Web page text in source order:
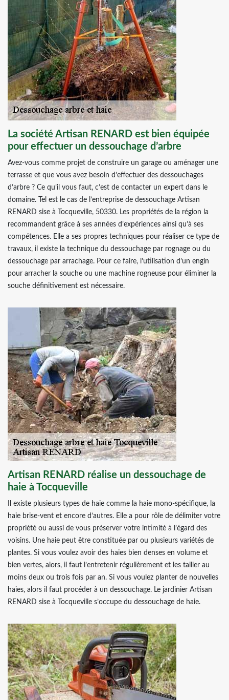
La société Artisan RENARD est bien équipée
pour effectuer un dessouchage d’arbre
Avez-vous comme projet de construire un garage ou aménager une
terrasse et que vous avez besoin d’effectuer des dessouchages
d’arbre ? Ce qu’il vous faut, c’est de contacter un expert dans le
domaine. Tel est le cas de l’entreprise de dessouchage Artisan
RENARD sise à Tocqueville, 50330. Les propriétés de la région la
recommandent grâce à ses années d’expériences ainsi qu’à ses
compétences. Elle a ses propres techniques pour réaliser ce type de
travaux, il existe la technique du dessouchage par rognage ou du
dessouchage par arrachage. Pour ce faire, l’utilisation d’un engin
pour arracher la souche ou une machine rogneuse pour éliminer la
souche définitivement est nécessaire.
Artisan RENARD réalise un dessouchage de
haie à Tocqueville
Il existe plusieurs types de haie comme la haie mono-spécifique, la
haie brise-vent et encore d’autres. Elle a pour rôle de délimiter votre
propriété ou aussi de vous préserver votre intimité à l’égard des
voisins. Une haie peut être constituée par ou plusieurs variétés de
plantes. Si vous voulez avoir des haies bien denses en volume et
bien vertes, alors, il faut l’entretenir régulièrement et les tailler au
moins deux ou trois fois par an. Si vous voulez planter de nouvelles
haies, alors il faut procéder à un dessouchage. Le jardinier Artisan
RENARD sise à Tocqueville s’occupe du dessouchage de haie.